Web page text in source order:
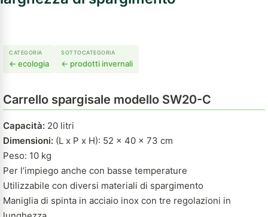
CATEGORIA
← ecologia
SOTTOCATEGORIA
← prodotti invernali
Carrello spargisale modello SW20-C
Capacità: 20 litri
Dimensioni: (L x P x H): 52 x 40 x 73 cm
Peso: 10 kg
Per l’impiego anche con basse temperature
Utilizzabile con diversi materiali di spargimento
Maniglia di spinta in acciaio inox con tre regolazioni in